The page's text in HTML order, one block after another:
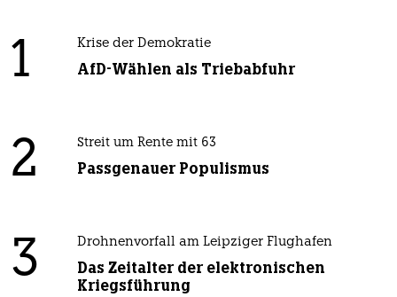
1 Krise der Demokratie
AfD-Wählen als Triebabfuhr
2 Streit um Rente mit 63
Passgenauer Populismus
3 Drohnenvorfall am Leipziger Flughafen
Das Zeitalter der elektronischen
Kriegsführung